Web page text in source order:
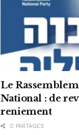
Le
National : de
reniement
0 PARTAGES